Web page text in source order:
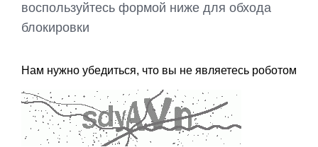
воспользуйтесь формой ниже для обхода
блокировки
Нам нужно убедиться, что вы не являетесь роботом